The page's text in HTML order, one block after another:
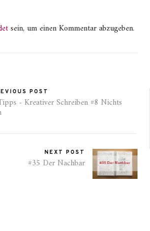
sein, um einen Kommentar abzugeben.
POST
- Kreativer Schreiben #8 Nichts
NEXT POST
#35 Der Nachbar